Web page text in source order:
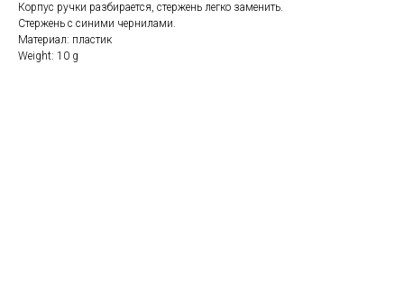
Корпус ручки разбирается, стержень легко заменить.
Стержень с синими чернилами.
Материал: пластик
Weight: 10 g